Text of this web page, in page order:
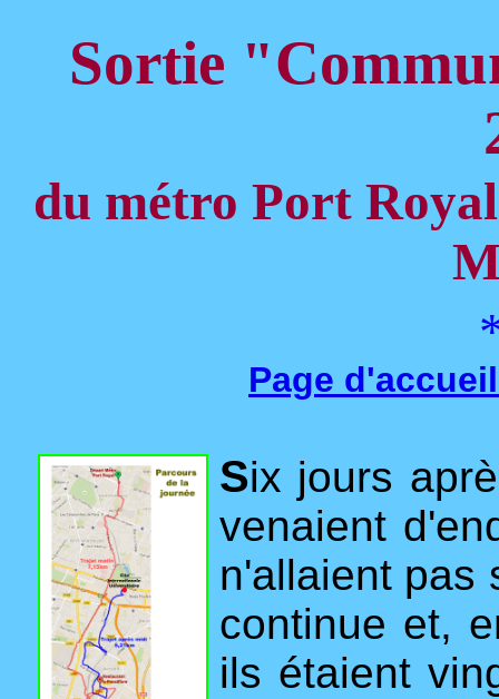
Sortie
du métro Port
Page
Six jours
venaient
n'allaient pas
continue et,
ils étaient